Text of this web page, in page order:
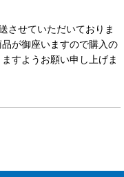
させていただいておりま
が御座いますので購入の
すようお願い申し上げま